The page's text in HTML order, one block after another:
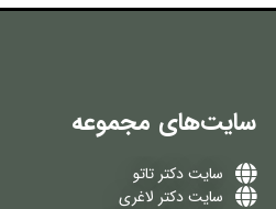
سایت‌های مجموعه
سایت دکتر تاتو
سایت دکتر لاغری